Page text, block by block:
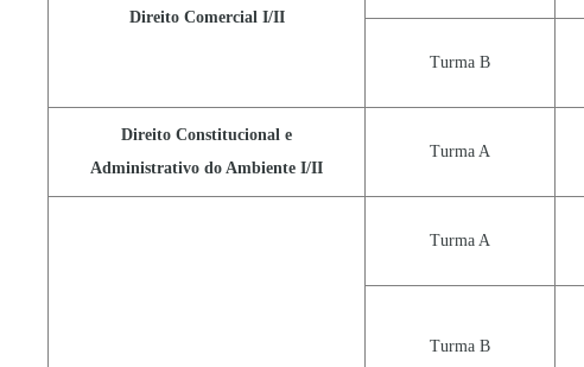
Direito Comercial I/II
Turma B
Direito Constitucional e
Administrativo do Ambiente I/II
Turma A
Turma A
Turma B